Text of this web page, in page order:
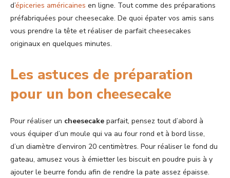
d’épiceries américaines en ligne. Tout comme des préparations
préfabriquées pour cheesecake. De quoi épater vos amis sans
vous prendre la tête et réaliser de parfait cheesecakes
originaux en quelques minutes.
Les astuces de préparation
pour un bon cheesecake
Pour réaliser un cheesecake parfait, pensez tout d’abord à
vous équiper d’un moule qui va au four rond et à bord lisse,
d’un diamètre d’environ 20 centimètres. Pour réaliser le fond du
gateau, amusez vous à émietter les biscuit en poudre puis à y
ajouter le beurre fondu afin de rendre la pate assez épaisse.